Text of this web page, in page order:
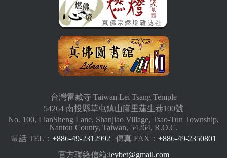
台灣雷藏寺 Taiwan Lei Tsang Temple
54264 南投縣草屯鎮山腳里蓮生巷100號
No. 100, LianSheng Lane, Shanjiao Village, Tsao-Tun Township,
Nantou County, Taiwan, 54264, R.O.C.
電話 TEL： +886-49-2312992 傳真 FAX： +886-49-2350801
官方聯絡信箱:leybet@gmail.com